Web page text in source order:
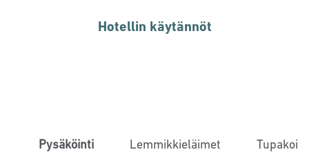
Hotellin käytännöt
Pysäköinti Lemmikkieläimet